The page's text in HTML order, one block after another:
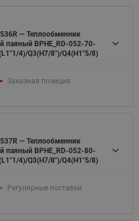
— Теплообменник
паяный BPHE_RD-052-70-
4)/Q3(H7/8")/Q4(H1"5/8)
Заказная позиция
— Теплообменник
паяный BPHE_RD-052-80-
4)/Q3(H7/8")/Q4(H1"5/8)
Регулярные поставки